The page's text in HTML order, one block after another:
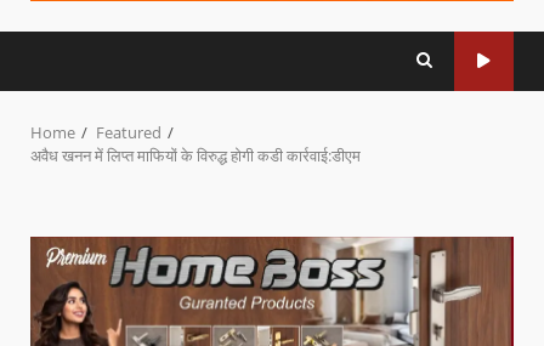
Home
Featured
अवैध खनन में लिप्त माफियों के विरुद्ध होगी कडी कार्रवाई:डीएम